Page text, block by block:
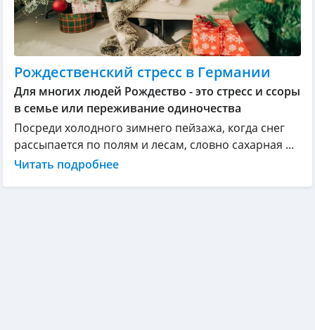
Рождественский стресс в Германии
Для многих людей Рождество - это стресс и ссоры
в семье или переживание одиночества
Посреди холодного зимнего пейзажа, когда снег
рассыпается по полям и лесам, словно сахарная ...
Читать подробнее